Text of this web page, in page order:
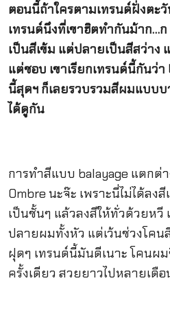
ตอนนี้ถ้าใครตามเทรนด์ฝั่งตะ
เทรนด์นึงที่เขาฮิตทำกันม้าก…
เป็นสีเข้ม แต่ปลายเป็นสีสว่าง
แต่ชอบ เขาเรียกเทรนด์นี้กันว่
นี้สุดฯ ก็เลยรวบรวมสีผมแบบ
ได้ดูกัน
การทำสีแบบ balayage แตกต่
Ombre นะจ๊ะ เพราะนี่ไม่ได้ล
เป็นชั้นๆ แล้วลงสีให้ทั่วด้วยหวี
ปลายผมทั้งหัว แต่เว้นช่วงโคน
ฝุดๆ เทรนด์นี้มันดีเนาะ โคนผ
ครั้งเดียว สวยยาวไปหลายเดือ